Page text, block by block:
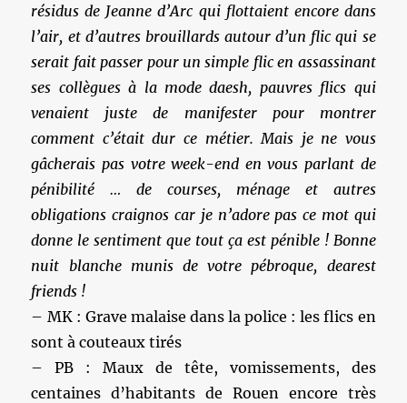
résidus de Jeanne d’Arc qui flottaient encore dans
l’air, et d’autres brouillards autour d’un flic qui se
serait fait passer pour un simple flic en assassinant
ses collègues à la mode daesh, pauvres flics qui
venaient juste de manifester pour montrer
comment c’était dur ce métier. Mais je ne vous
gâcherais pas votre week-end en vous parlant de
pénibilité … de courses, ménage et autres
obligations craignos car je n’adore pas ce mot qui
donne le sentiment que tout ça est pénible ! Bonne
nuit blanche munis de votre pébroque, dearest
friends !
– MK : Grave malaise dans la police : les flics en
sont à couteaux tirés
– PB : Maux de tête, vomissements, des
centaines d’habitants de Rouen encore très